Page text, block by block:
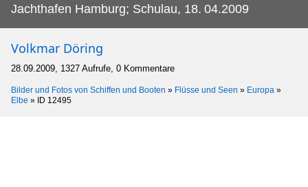
Jachthafen Hamburg; Schulau, 18. 04.2009
Volkmar Döring
28.09.2009, 1327 Aufrufe, 0 Kommentare
Bilder und Fotos von Schiffen und Booten » Flüsse und Seen » Europa »
Elbe » ID 12495